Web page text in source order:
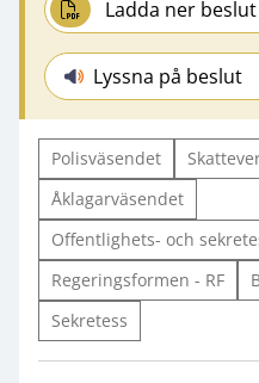
Ladda ner beslut
Lyssna på beslut
Polisväsendet
Åklagarväsendet
Offentlighets- och
Regeringsformen - RF
Sekretess